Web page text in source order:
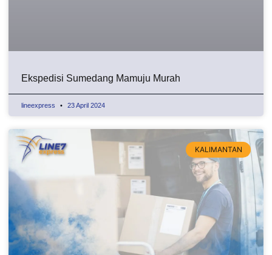
Ekspedisi Sumedang Mamuju Murah
lineexpress 23 April 2024
KALIMANTAN